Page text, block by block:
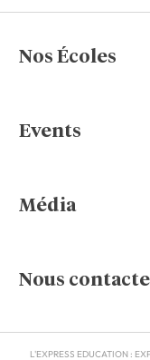
Nos Écoles
Events
Média
Nous
L'EXPRESS EDUCATION :